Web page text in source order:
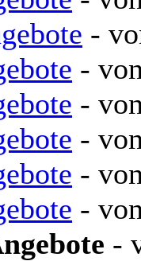
-
-
-
-
-
-
-